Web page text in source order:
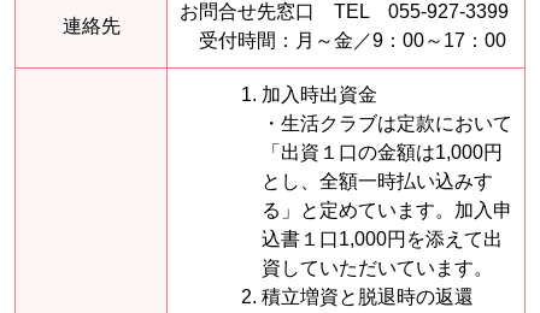
連絡先
お問合せ先窓口 TEL 055-927-3399
受付時間：月～金／9：00～17：00
加入時出資金
・生活クラブは定款において
「出資１口の金額は1,000円
とし、全額一時払い込みす
る」と定めています。加入申
込書１口1,000円を添えて出
資していただいています。
積立増資と脱退時の返還